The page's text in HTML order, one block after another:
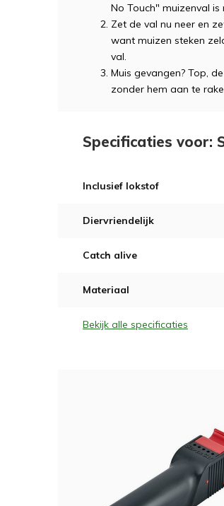
No Touch" muizenval is
Zet de val nu neer en
want muizen steken
val.
Muis gevangen? Top,
zonder hem aan te
Specificaties voor:
Inclusief lokstof
Diervriendelijk
Catch alive
Materiaal
Bekijk alle specificaties